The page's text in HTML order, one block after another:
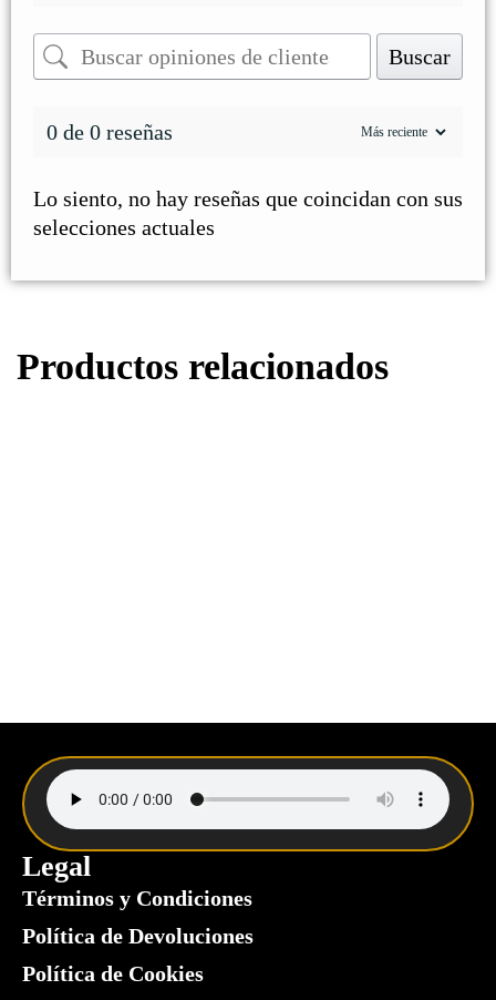
Buscar
0 de 0 reseñas
Lo siento, no hay reseñas que coincidan con sus
selecciones actuales
Productos relacionados
Legal
Términos y Condiciones
Política de Devoluciones
Política de Cookies